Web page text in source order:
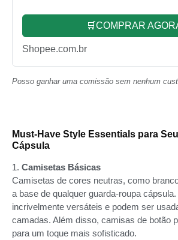
🛒COMPRAR
Shopee.com.br
Posso ganhar uma comissão sem nenhum
Must-Have Style Essentials para
Cápsula
1. Camisetas Básicas
Camisetas de cores neutras, como
a base de qualquer guarda-roupa
incrivelmente versáteis e podem ser
camadas. Além disso, camisas de botão
para um toque mais sofisticado.